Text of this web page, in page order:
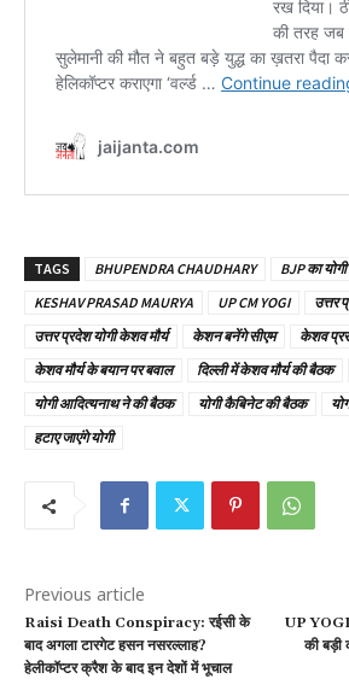
TAGS BHUPENDRA CHAUDHARY
BJP का
KESHAV PRASAD MAURYA
UP CM YOGI
उत्तर
उत्तर प्रदेश योगी केशव मौर्य
केशन बनेंगे सीएम
केशव
केशव मौर्य के बयान पर बवाल
दिल्ली में केशव मौर्य की बैठक
योगी आदित्यनाथ ने की बैठक
योगी कैबिनेट की बैठक
हटाए जाएंगे योगी
Previous article
Raisi Death Conspiracy: रईसी के
बाद अगला टारगेट हसन नसरल्लाह?
हेलीकॉप्टर क्रैश के बाद इन देशों में भूचाल
UP YOGI
की बड़ी